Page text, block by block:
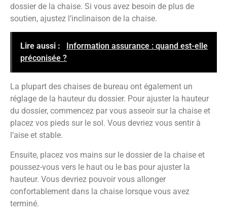
dossier de la chaise. Si vous avez besoin de plus de
soutien, ajustez l’inclinaison de la chaise.
Lire aussi :
Information assurance : quand est-elle
préconisée ?
La plupart des chaises de bureau ont également un
réglage de la hauteur du dossier. Pour ajuster la hauteur
du dossier, commencez par vous asseoir sur la chaise et
placez vos pieds sur le sol. Vous devriez vous sentir à
l’aise et stable.
Ensuite, placez vos mains sur le dossier de la chaise et
poussez-vous vers le haut ou le bas pour ajuster la
hauteur. Vous devriez pouvoir vous allonger
confortablement dans la chaise lorsque vous avez
terminé.